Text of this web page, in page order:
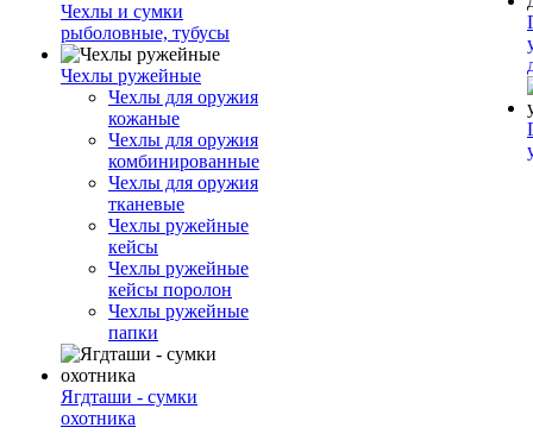
Чехлы и сумки
рыболовные, тубусы
Чехлы ружейные
Чехлы для оружия
кожаные
Чехлы для оружия
комбинированные
Чехлы для оружия
тканевые
Чехлы ружейные
кейсы
Чехлы ружейные
кейсы поролон
Чехлы ружейные
папки
Ягдташи - сумки
охотника